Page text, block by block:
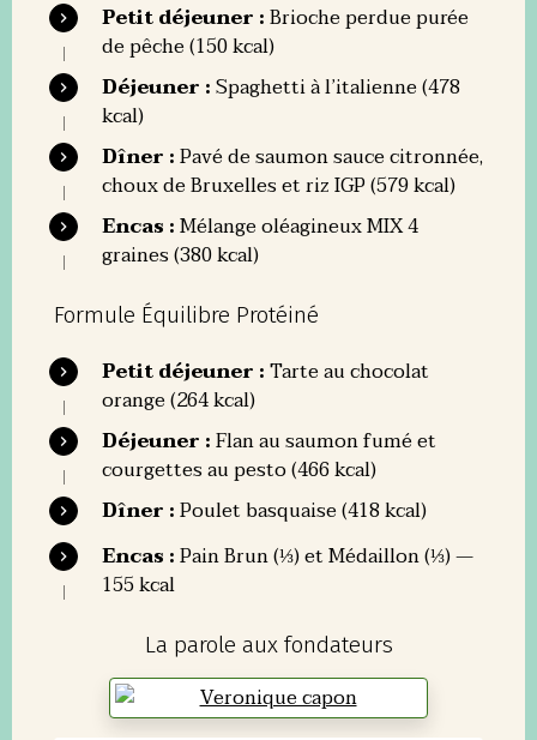
Petit déjeuner :Brioche perdue purée
de pêche (150 kcal)
Déjeuner :Spaghetti à l’italienne (478
kcal)
Dîner :Pavé de saumon sauce citronnée,
choux de Bruxelles et riz IGP (579 kcal)
Encas :Mélange oléagineux MIX 4
graines (380 kcal)
Formule Équilibre Protéiné
Petit déjeuner :Tarte au chocolat
orange (264 kcal)
Déjeuner :Flan au saumon fumé et
courgettes au pesto (466 kcal)
Dîner :Poulet basquaise (418 kcal)
Encas :Pain Brun (⅓) et Médaillon (⅓) —
155 kcal
La parole aux fondateurs